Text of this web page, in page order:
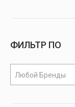
ФИЛЬТР ПО
Любой Бренды